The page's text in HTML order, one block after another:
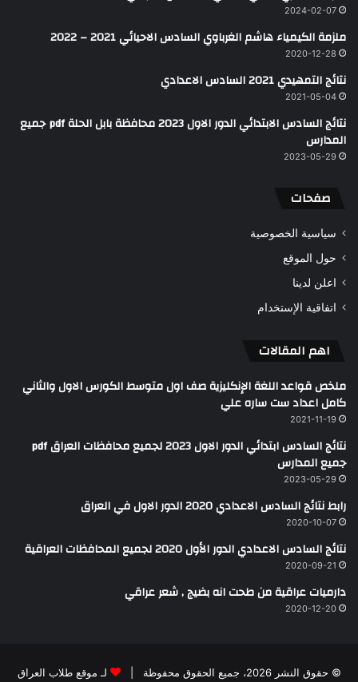
2024-02-07
ملزمة الكيمياء هاشم الغرباوي السادس الاحيائي 2021 – 2022
2020-12-28
نتائج التمهيدي 2021 السادس الاعدادي
2021-05-04
نتائج السادس الابتدائي الدور الاول 2023 محافظة بابل الحلة pdf جميع
المدارس
2023-05-29
صفحات
سياسية الخصوصية
حول الموقع
اعلن لدينا
اتفاقية الإستخدام
اهم المقالات
ملخص قواعد اللغة الإنكليزية صف اول متوسط الكورس الاول والثاني
كامل اعداد ست ساره علي
2021-11-19
نتائج السادس ابتدائي الدور الاول 2023 لجميع محافظات العراق pdf
جميع المدارس
2023-05-29
رابط نتائج السادس الاعدادي 2020 الدور الاول في العراق
2020-10-07
نتائج السادس الاعدادي الدور الأول 2020 لجميع المحافظات العراقية
2020-09-21
دارميات عراقية من طحت انه بضيج , شعر عراقي
2020-12-20
© حقوق النشر 2026، جميع الحقوق محفوظة | لـ موقع طلاب العراق